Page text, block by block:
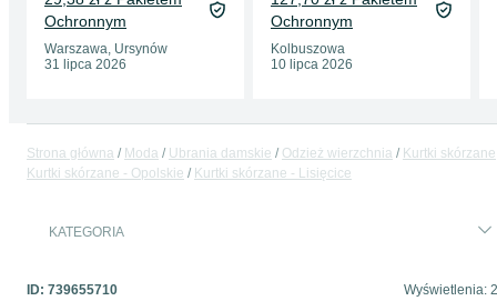
Ochronnym
Warszawa, Ursynów
31 lipca 2026
Ochronnym
Kolbuszowa
10 lipca 2026
Strona główna Moda Ubrania damskie Odzież wierzchnia
Kurtki skórzane
Kurtki skórzane - Opolskie
Kurtki skórzane - Lisięcice
KATEGORIA
ID: 739655710 Wyświetlenia: